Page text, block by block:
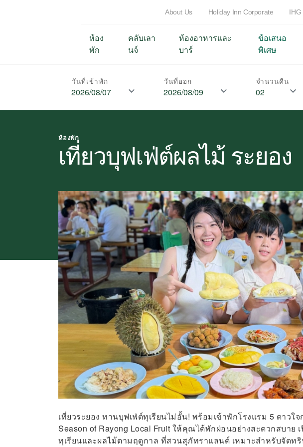
About Us Holiday Inn Corporate IHG
ห้อง
พัก
คลับเลา
นจ์
ห้องอาหารและ
บาร์
ข้อเสนอ
พิเศษ
วันที่เข้าพัก วันที่ออก จำนวนคืน
ห้องพัก
เที่ยวบุฟเฟ่ต์ผลไม้ ระยอง
เที่ยวระยอง ทานบุฟเฟ่ต์ทุเรียนไม่อั้น! พร้อมเข้าพักโรงแรม 5 ดาวใจ
Season of Rayong Local Fruit ให้คุณได้พักผ่อนอย่างสะดวกสบาย
ทุเรียนและผลไม้ตามฤดูกาล ที่สวนสุภัทราแลนด์ เหมาะสำหรับจัดท